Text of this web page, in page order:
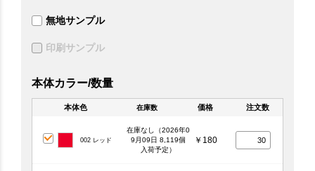
無地サンプル
印刷サンプル
本体カラー/数量
本体色 在庫数 価格 注文数
002 レッド
在庫なし（2026年0
9月09日 8,119個
入荷予定）
￥180